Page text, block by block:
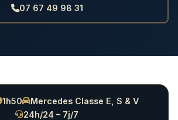
07 67 49 98 31
1h50
Mercedes Classe E, S & V
24h/24 – 7j/7